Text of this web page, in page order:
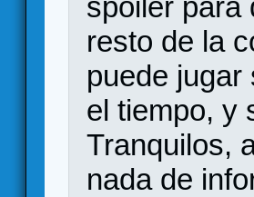
spoiler para
resto de la
puede
el tiempo, y
Tranquilos,
nada de